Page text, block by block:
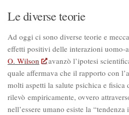
Le diverse teorie
Ad oggi ci sono diverse teorie e
effetti positivi delle interazioni uomo-
O. Wilson
avanzò l’ipotesi
quale affermava che il rapporto con
molti aspetti la salute psichica e fisica
rilevò empiricamente, ovvero
nell’essere umano esiste la